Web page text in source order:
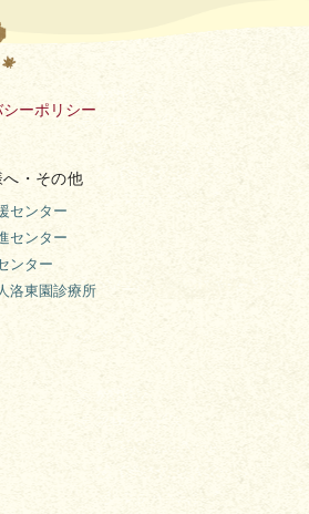
ーポリシー
・その他
センター
センター
ンター
洛東園診療所